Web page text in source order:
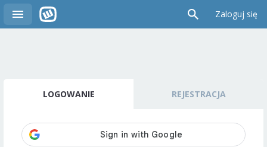
Zaloguj się
LOGOWANIE REJESTRACJA